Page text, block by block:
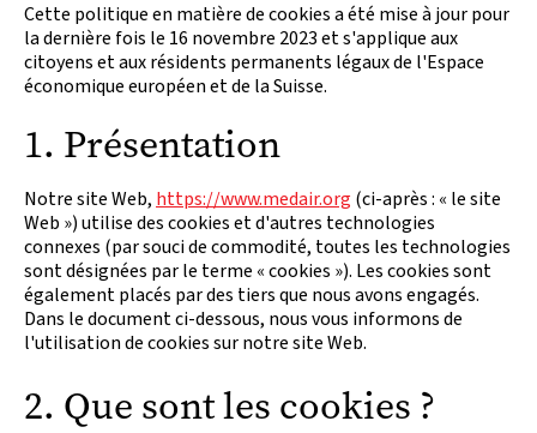
Cette politique en matière de cookies a été mise à jour pour
la dernière fois le 16 novembre 2023 et s'applique aux
citoyens et aux résidents permanents légaux de l'Espace
économique européen et de la Suisse.
1. Présentation
Notre site Web, https://www.medair.org (ci-après : « le site
Web ») utilise des cookies et d'autres technologies
connexes (par souci de commodité, toutes les technologies
sont désignées par le terme « cookies »). Les cookies sont
également placés par des tiers que nous avons engagés.
Dans le document ci-dessous, nous vous informons de
l'utilisation de cookies sur notre site Web.
2. Que sont les cookies ?